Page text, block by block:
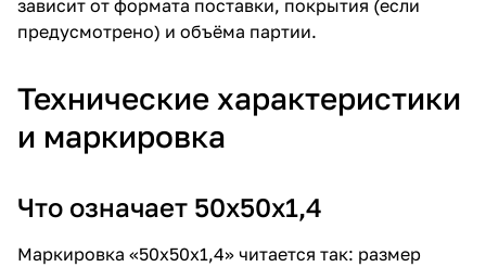
зависит от формата поставки, покрытия (если
предусмотрено) и объёма партии.
Технические характеристики
и маркировка
Что означает 50х50х1,4
Маркировка «50х50х1,4» читается так: размер